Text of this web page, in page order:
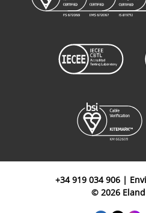
+34 919 034 906 |
© 2026